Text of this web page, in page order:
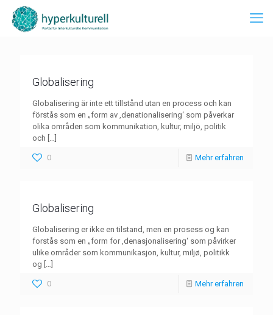
Globalisering
Globalisering är inte ett tillstånd utan en process och kan
förstås som en „form av ‚denationalisering‘ som påverkar
olika områden som kommunikation, kultur, miljö, politik
och […]
0 Mehr erfahren
Globalisering
Globalisering er ikke en tilstand, men en prosess og kan
forstås som en „form for ‚denasjonalisering‘ som påvirker
ulike områder som kommunikasjon, kultur, miljø, politikk
og […]
0 Mehr erfahren